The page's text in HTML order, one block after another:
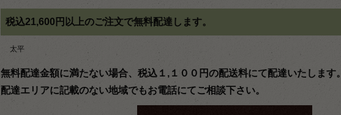
税込21,600円以上のご注文で無料配達します。
太平
無料配達金額に満たない場合、税込１,１００円の配送料にて配達いたします。
配達エリアに記載のない地域でもお電話にてご相談下さい。